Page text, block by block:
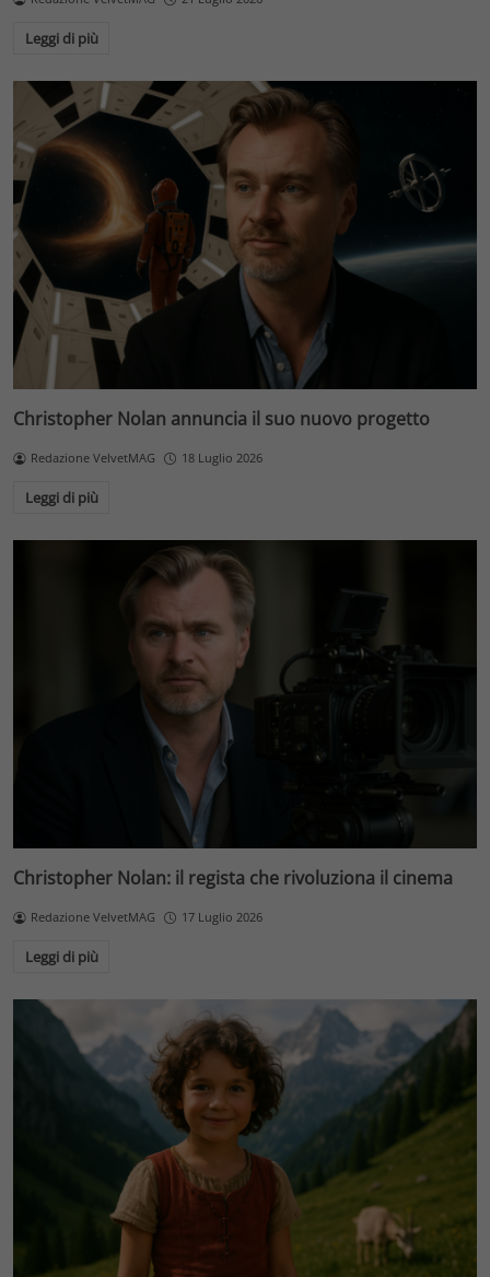
Leggi di più
Christopher Nolan annuncia il suo nuovo progetto
Redazione VelvetMAG 18 Luglio 2026
Leggi di più
Christopher Nolan: il regista che rivoluziona il cinema
Redazione VelvetMAG 17 Luglio 2026
Leggi di più